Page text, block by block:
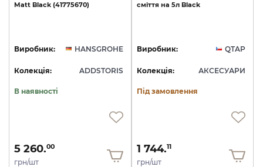
Matt Black (41775670)
Виробник: HANSGROHE
Колекція: ADDSTORIS
В наявності
5 260.00
грн/шт
сміття на 5л Black
Виробник: QTAP
Колекція: АКСЕСУАРИ
Під замовлення
1 744.11
грн/шт